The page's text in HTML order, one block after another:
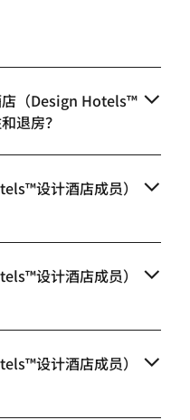
店（Design Hotels™
退房？
设计酒店成员）
设计酒店成员）
设计酒店成员）